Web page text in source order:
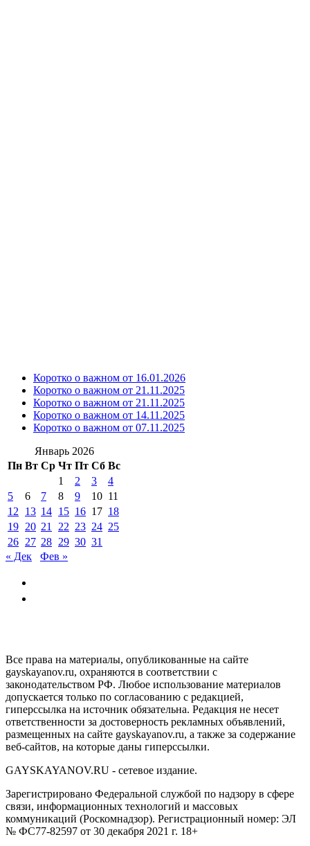
Коротко о важном от 16.01.2026
Коротко о важном от 21.11.2025
Коротко о важном от 21.11.2025
Коротко о важном от 14.11.2025
Коротко о важном от 07.11.2025
Январь 2026
Пн Вт Ср Чт Пт Сб Вс
1
2 3
4
5
6 7 8 9 10 11
12
13 14 15 16 17 18
19 20 21 22 23 24 25
26 27 28 29 30 31
« Дек
Фев »
Все права на материалы, опубликованные на сайте
gayskayanov.ru, охраняются в соответствии с
законодательством РФ. Любое использование материалов
допускается только по согласованию с редакцией,
гиперссылка на источник обязательна. Редакция не несет
ответственности за достоверность рекламных объявлений,
размещенных на сайте gayskayanov.ru, а также за содержание
веб-сайтов, на которые даны гиперссылки.
GAYSKAYANOV.RU - сетевое издание.
Зарегистрировано Федеральной службой по надзору в сфере
связи, информационных технологий и массовых
коммуникаций (Роскомнадзор). Регистрационный номер: ЭЛ
№ ФС77-82597 от 30 декабря 2021 г. 18+